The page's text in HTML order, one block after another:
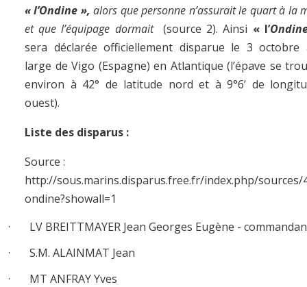
« l’Ondine », alors que personne n’assurait le quart à la
et que l’équipage dormait(source 2). Ainsi « l’
sera déclarée officiellement disparue le 3 octobre
large de Vigo (Espagne) en Atlantique (l’épave se
environ à 42° de latitude nord et à 9°6’ de
ouest).
Liste des disparus :
Source :
http://sous.marins.disparus.free.fr/index.php/sources/
ondine?showall=1
· LV BREITTMAYER Jean Georges Eugène -
· S.M. ALAINMAT Jean
· MT ANFRAY Yves